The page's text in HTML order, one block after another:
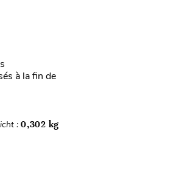
à la fin de
:0,302 kg